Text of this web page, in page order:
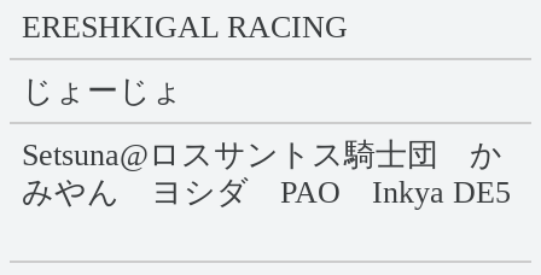
ERESHKIGAL RACING
じょーじょ
Setsuna@ロスサントス騎士団 か
みやん ヨシダ PAO Inkya DE5